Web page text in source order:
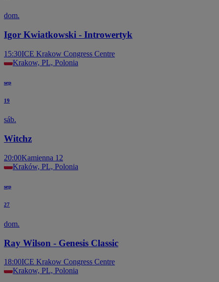
dom.
Igor Kwiatkowski - Introwertyk
15:30ICE Krakow Congress Centre
Krakow, PL, Polonia
sep
19
sáb.
Witchz
20:00Kamienna 12
Kraków, PL, Polonia
sep
27
dom.
Ray Wilson - Genesis Classic
18:00ICE Krakow Congress Centre
Krakow, PL, Polonia